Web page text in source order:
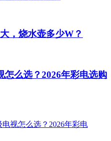
，烧水壶多少W？
怎么选？2026年彩电选购